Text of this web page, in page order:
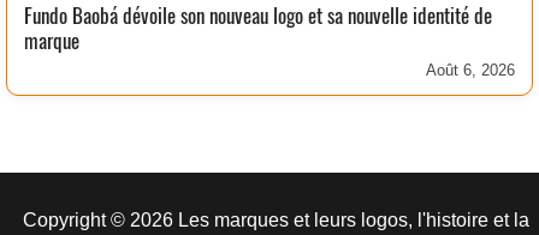
Fundo Baobá dévoile son nouveau logo et sa nouvelle identité de
marque
Août 6, 2026
Copyright © 2026 Les marques et leurs logos, l'histoire et la